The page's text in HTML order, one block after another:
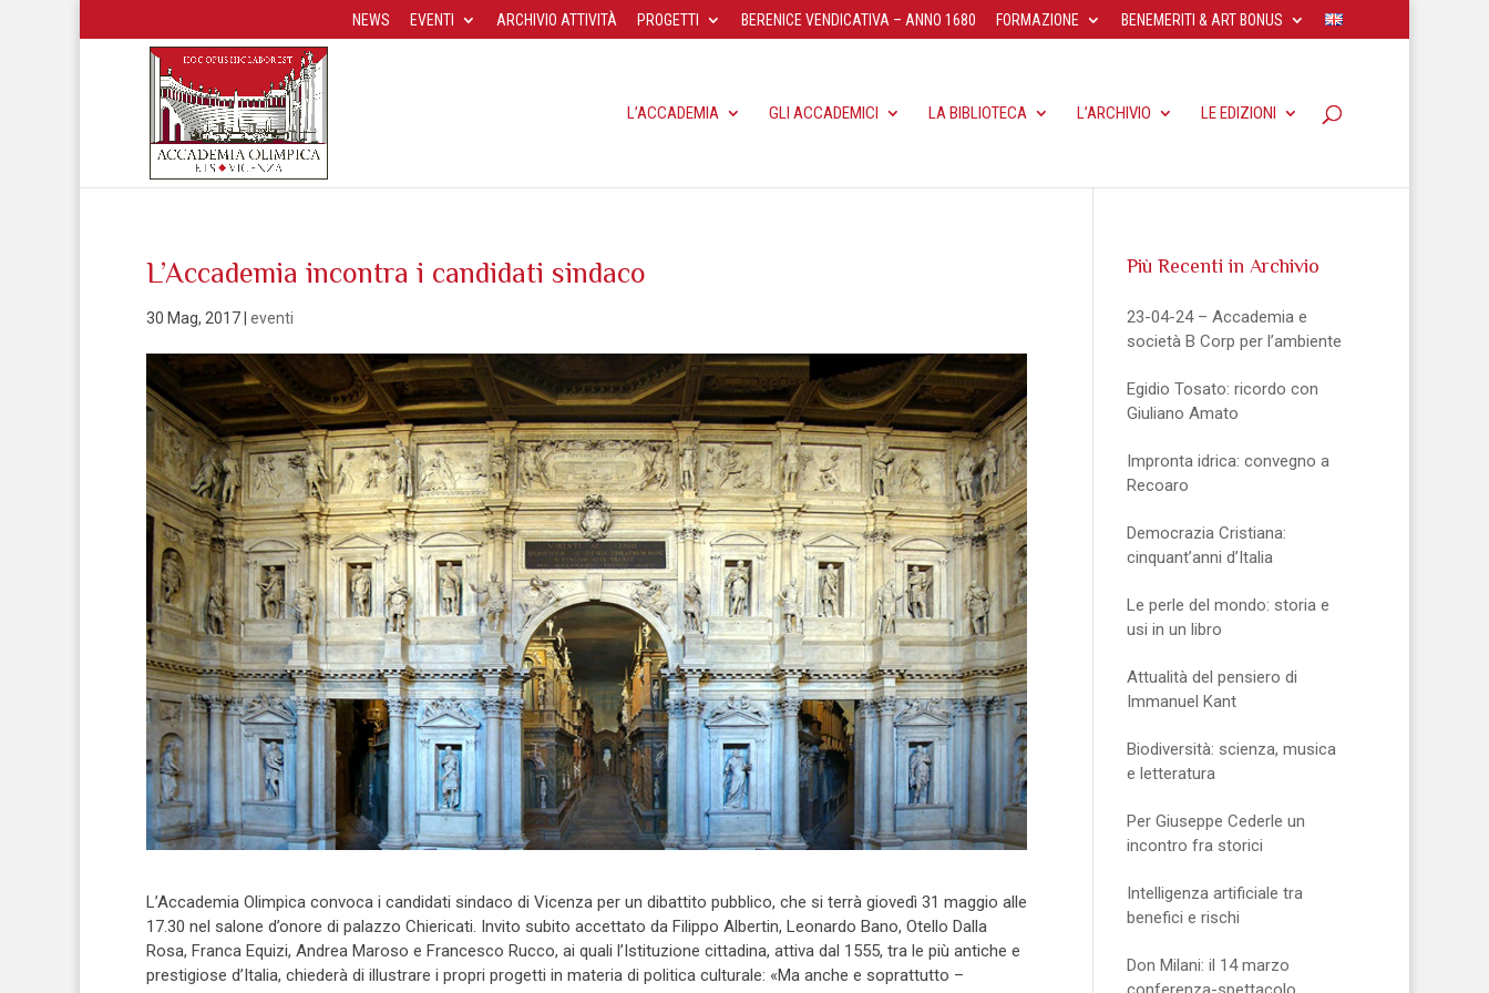
NEWS EVENTI ARCHIVIO ATTIVITÀ PROGETTI BERENICE VENDICATIVA – ANNO 1680 FORMAZIONE BENEMERITI & ART BONUS
L’ACCADEMIA GLI ACCADEMICI LA BIBLIOTECA L’ARCHIVIO LE EDIZIONI
L’Accademia incontra i candidati sindaco
30 Mag, 2017 eventi
L’Accademia Olimpica convoca i candidati sindaco di Vicenza per un dibattito pubblico, che si terrà giovedì 31 maggio alle
17.30 nel salone d’onore di palazzo Chiericati. Invito subito accettato da Filippo Albertin, Leonardo Bano, Otello Dalla
Rosa, Franca Equizi, Andrea Maroso e Francesco Rucco, ai quali l’Istituzione cittadina, attiva dal 1555, tra le più antiche e
prestigiose d’Italia, chiederà di illustrare i propri progetti in materia di politica culturale: «Ma anche e soprattutto –
Più Recenti in Archivio
23-04-24 – Accademia e
società B Corp per l’ambiente
Egidio Tosato: ricordo con
Giuliano Amato
Impronta idrica: convegno a
Recoaro
Democrazia Cristiana:
cinquant’anni d’Italia
Le perle del mondo: storia e
usi in un libro
Attualità del pensiero di
Immanuel Kant
Biodiversità: scienza, musica
e letteratura
Per Giuseppe Cederle un
incontro fra storici
Intelligenza artificiale tra
benefici e rischi
Don Milani: il 14 marzo